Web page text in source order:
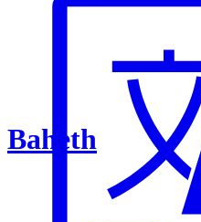
Baheth